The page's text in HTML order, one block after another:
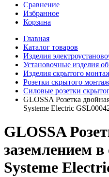
Сравнение
Избранное
Корзина
Главная
Каталог товаров
Изделия
Установочные изделия
Изделия скрытого
Розетки скрытого
Силовые розетки
GLOSSA Розетка
Systeme Electric
GLOSSA
заземлением в
Systeme